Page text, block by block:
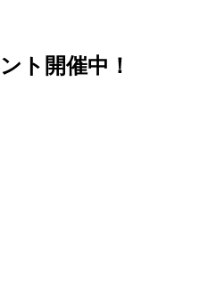
ト開催中！